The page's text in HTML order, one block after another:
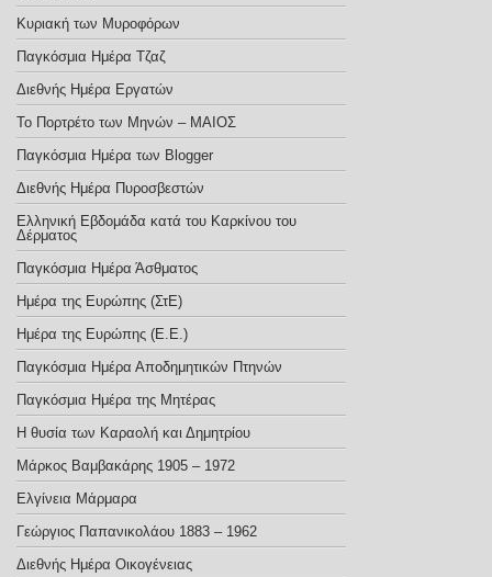
Κυριακή των Μυροφόρων
Παγκόσμια Ημέρα Τζαζ
Διεθνής Ημέρα Εργατών
Το Πορτρέτο των Μηνών – ΜΑΙΟΣ
Παγκόσμια Ημέρα των Blogger
Διεθνής Ημέρα Πυροσβεστών
Ελληνική Εβδομάδα κατά του Καρκίνου του
Δέρματος
Παγκόσμια Ημέρα Άσθματος
Ημέρα της Ευρώπης (ΣτΕ)
Ημέρα της Ευρώπης (E.E.)
Παγκόσμια Ημέρα Αποδημητικών Πτηνών
Παγκόσμια Ημέρα της Μητέρας
Η θυσία των Καραολή και Δημητρίου
Μάρκος Βαμβακάρης 1905 – 1972
Ελγίνεια Μάρμαρα
Γεώργιος Παπανικολάου 1883 – 1962
Διεθνής Ημέρα Οικογένειας